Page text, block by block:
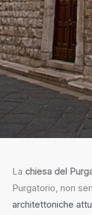
La chiesa del
Purgatorio, non
architettoniche